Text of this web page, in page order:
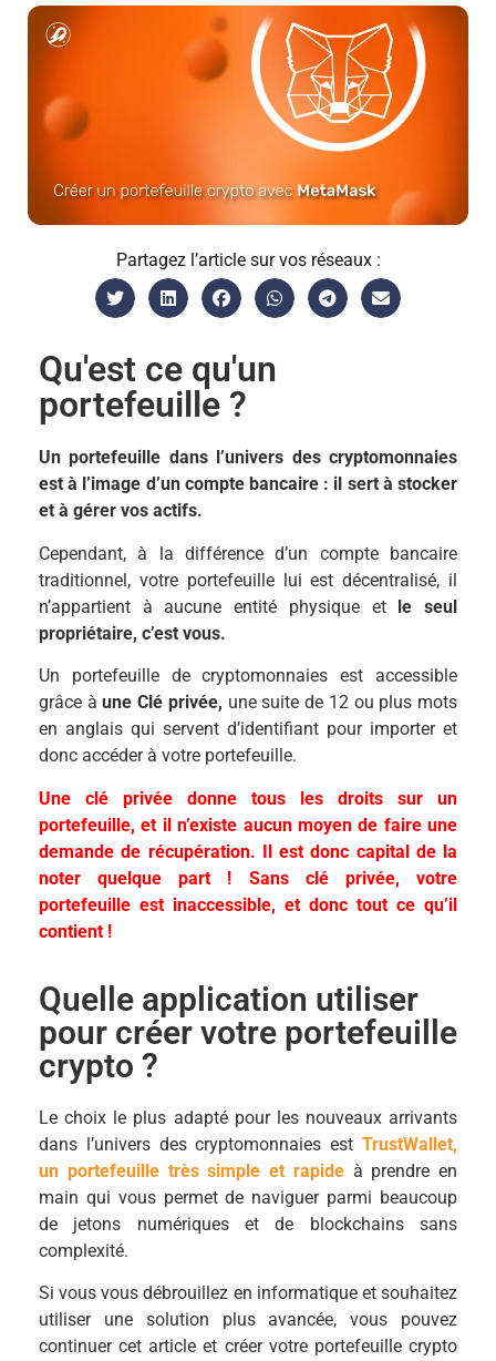
Partagez l’article sur vos réseaux :
Qu'est ce qu'un
portefeuille ?
Un portefeuille dans l’univers des cryptomonnaies
est à l’image d’un compte bancaire : il sert à stocker
et à gérer vos actifs.
Cependant, à la différence d’un compte bancaire
traditionnel, votre portefeuille lui est décentralisé, il
n’appartient à aucune entité physique et le seul
propriétaire, c’est vous.
Un portefeuille de cryptomonnaies est accessible
grâce àune Clé privée, une suite de 12 ou plus mots
en anglais qui servent d’identifiant pour importer et
donc accéder à votre portefeuille.
Une clé privée donne tous les droits sur un
portefeuille, et il n’existe aucun moyen de faire une
demande de récupération. Il est donc capital de la
noter quelque part ! Sans clé privée, votre
portefeuille est inaccessible, et donc tout ce qu’il
contient !
Quelle application utiliser
pour créer votre portefeuille
crypto ?
Le choix le plus adapté pour les nouveaux arrivants
dans l’univers des cryptomonnaies est TrustWallet,
un portefeuille très simple et rapideà prendre en
main qui vous permet de naviguer parmi beaucoup
de jetons numériques et de blockchains sans
complexité.
Si vous vous débrouillez en informatique et souhaitez
utiliser une solution plus avancée, vous pouvez
continuer cet article et créer votre portefeuille crypto